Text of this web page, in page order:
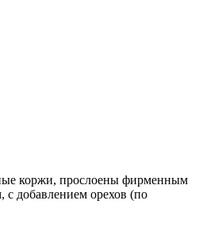
коржи, прослоены фирменным
добавлением орехов (по